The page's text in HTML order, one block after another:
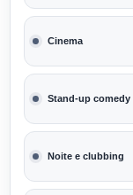
Cinema
Stand-up comedy
Noite e clubbing